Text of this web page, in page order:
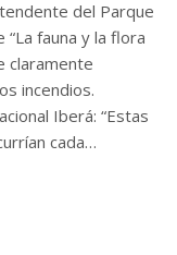
del Parque
fauna y la flora
claramente
incendios.
Iberá: “Estas
cada…